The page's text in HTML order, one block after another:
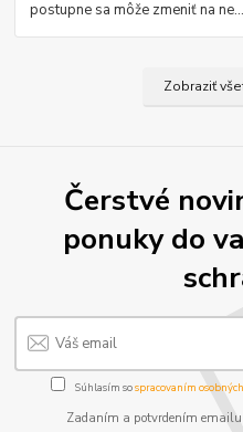
postupne sa môže zmeniť na
Zobraziť
Čerstvé
ponuky do
Súhlasím sospracovaním
Zadaním a potvrdením